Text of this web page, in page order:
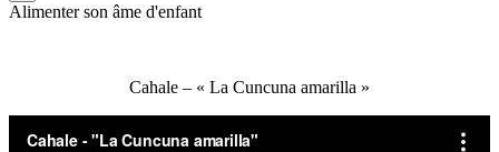
Alimenter son âme d'enfant
Cahale – « La Cuncuna amarilla »